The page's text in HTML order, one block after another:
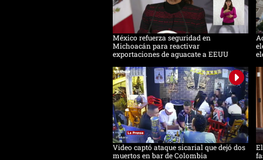
México refuerza seguridad en
Michoacán para reactivar
exportaciones de aguacate a EEUU
Video captó ataque sicarial que dejó dos
muertos en bar de Colombia